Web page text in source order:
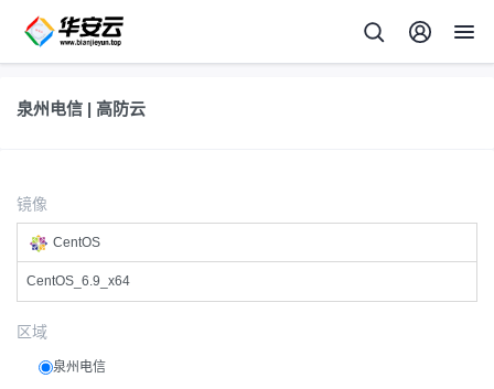
泉州电信 | 高防云
镜像
CentOS
CentOS_6.9_x64
区域
泉州电信